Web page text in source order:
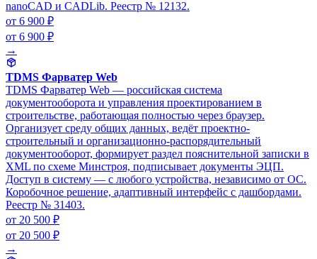
nanoCAD и CADLib. Реестр № 12132.
от 6 900 ₽
от 6 900 ₽
→
TDMS Фарватер Web
TDMS Фарватер Web — российская система
документооборота и управления проектированием в
строительстве, работающая полностью через браузер.
Организует среду общих данных, ведёт проектно-
строительный и организационно-распорядительный
документооборот, формирует раздел пояснительной записки в
XML по схеме Минстроя, подписывает документы ЭЦП.
Доступ в систему — с любого устройства, независимо от ОС.
Коробочное решение, адаптивный интерфейс с дашбордами.
Реестр № 31403.
от 20 500 ₽
от 20 500 ₽
→